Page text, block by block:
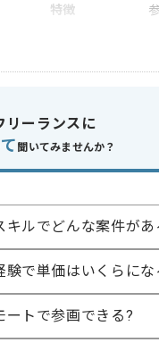
特徴
・画像処理アルゴ
歓迎スキル
・組込み開発経験
・SIMD命令を用
スキルに不安がある
のコ
レバテックでの実
リーランスに
聞いてみませんか？
キルでどんな案件があ
験で単価はいくらにな
ートで参画できる?